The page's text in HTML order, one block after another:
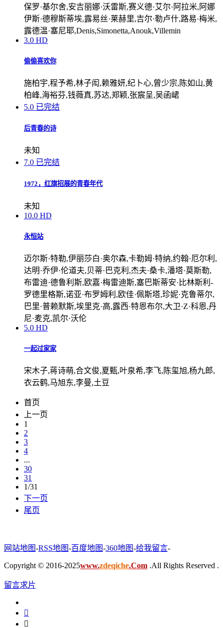
保罗·基尔舍,安吉丽娜·沃雷斯,赛义德·艾尔·阿拉米,阿娜
伊斯·德穆斯蒂埃,露易丝·莱赫里,吉尔·勒卢什,路易·梅米,
露德温·塞尼耶,Denis,Simonetta,Anouk,Villemin
3.0 HD
偷偷喜欢你
施柏宇,程予希,林子闳,赖雅妍,纪卜心,曾少宗,陈如山,黄
柏峰,海裕芬,钱薇真,苏达,郑颖,张宸呈,吴函峮
5.0 已完结
后青春的诗
未知
7.0 已完结
1972，红旗招展的青春年代
未知
10.0 HD
永恒站
迈尔斯·特勒,伊丽莎白·奥尔森,卡勒姆·特纳,约翰·厄尔利,
达明·乔伊·伦道夫,贝蒂·巴克利,杰夫·桑卡,潘塔·莫斯勒,
布雷迪·德鲁利斯,欧嘉·梅雷迪斯,塞巴斯蒂安·比林斯利-
罗德里格斯,诺亚·布罗姆利,欧佳·佩斯塔,珍妮·克鲁蒂尔,
巴里·普赖默斯,埃里克·高,露西·特恩布尔,大卫·Z·科恩,丹
尼·麦克,凯尔·沃伦
5.0 HD
一起过家家
宋木子,蒋诗萌,合文俊,夏甄,叶泉希,李飞,陈玺旭,杨九郎,
衣云鹤,马旭东,李曼,土豆
首页
上一页
1
2
3
4
...
30
31
1/31
下一页
尾页
网站地图-RSS地图-百度地图-360地图-给我留言-
Copyright © 2016-2025www.zdeqiche.Com .All Rights Reserved .
留言求片

